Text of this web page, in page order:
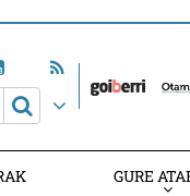
GURE